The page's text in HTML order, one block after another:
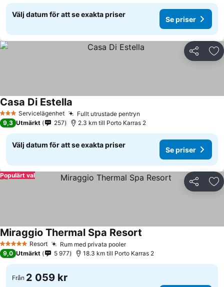
Välj datum för att se exakta priser
Se priser
Dela
3 StjärnorServicelägenhet Fullt utrustade pentryn
Casa Di Estella
9,3 Utmärkt 257 2.3 km till Porto Karras 2
Välj datum för att se exakta priser
Se priser
Dela
Populärt val
5 Stjärnor Resort Rum med privata pooler
Miraggio Thermal Spa Resort
9,0 Utmärkt 5 977 18.3 km till Porto Karras 2
Från 2 059 kr